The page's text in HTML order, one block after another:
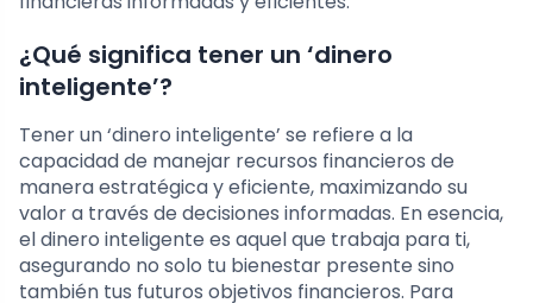
¿Qué significa tener un ‘dinero
inteligente’?
Tener un ‘dinero inteligente’ se refiere a la
capacidad de manejar recursos financieros de
manera estratégica y eficiente, maximizando su
valor a través de decisiones informadas. En esencia,
el dinero inteligente es aquel que trabaja para ti,
asegurando no solo tu bienestar presente sino
también tus futuros objetivos financieros. Para